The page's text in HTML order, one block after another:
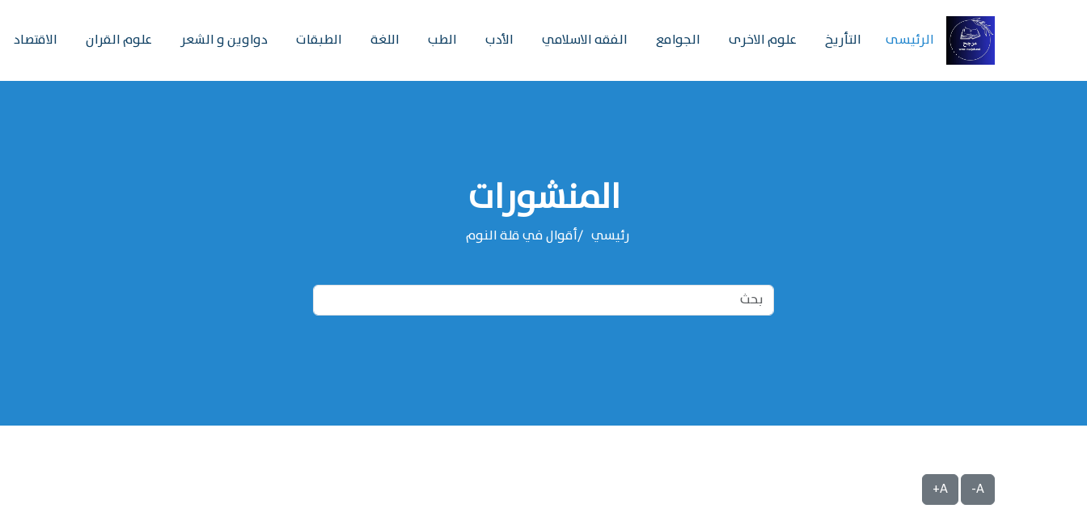
الرئیسی التأريخ علوم الاخرى الجوامع الفقه الاسلامي الأدب الطب اللغة الطبقات دواوين و الشعر علوم القران الاقتصاد
المنشورات
رئيسي أقوال في قلة النوم
A-
A+